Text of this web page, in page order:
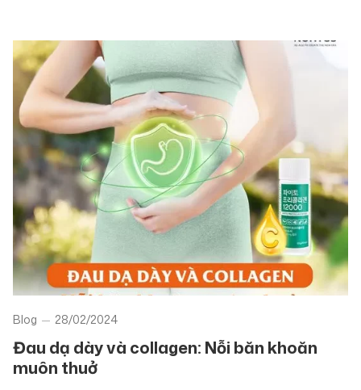
Blog 28/02/2024
Đau dạ dày và collagen: Nỗi băn khoăn
muôn thuở